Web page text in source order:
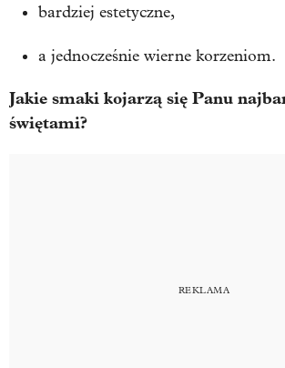
bardziej estetyczne,
a jednocześnie wierne korzeniom.
Jakie smaki kojarzą się Panu
świętami?